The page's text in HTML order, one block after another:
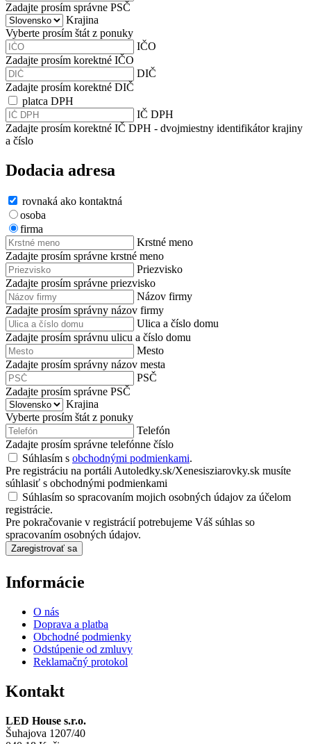
Zadajte prosím správne PSČ
Krajina
Vyberte prosím štát z ponuky
IČO
Zadajte prosím korektné IČO
DIČ
Zadajte prosím korektné DIČ
platca DPH
IČ DPH
Zadajte prosím korektné IČ DPH - dvojmiestny identifikátor krajiny
a číslo
Dodacia adresa
rovnaká ako kontaktná
osoba
firma
Krstné meno
Zadajte prosím správne krstné meno
Priezvisko
Zadajte prosím správne priezvisko
Názov firmy
Zadajte prosím správny názov firmy
Ulica a číslo domu
Zadajte prosím správnu ulicu a číslo domu
Mesto
Zadajte prosím správny názov mesta
PSČ
Zadajte prosím správne PSČ
Krajina
Vyberte prosím štát z ponuky
Telefón
Zadajte prosím správne telefónne číslo
Súhlasím s obchodnými podmienkami.
Pre registráciu na portáli Autoledky.sk/Xenesisziarovky.sk musíte
súhlasiť s obchodnými podmienkami
Súhlasím so spracovaním mojich osobných údajov za účelom
registrácie.
Pre pokračovanie v registrácií potrebujeme Váš súhlas so
spracovaním osobných údajov.
Zaregistrovať sa
Informácie
O nás
Doprava a platba
Obchodné podmienky
Odstúpenie od zmluvy
Reklamačný protokol
Kontakt
LED House s.r.o.
Šuhajova 1207/40